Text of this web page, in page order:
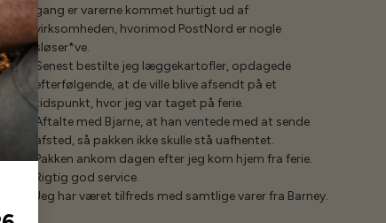
gang er varerne kommet hurtigt ud af
virksomheden, hvorimod PostNord er nogle
sløser*ve.
Senest bestilte jeg læggekartofler, opdagede
efterfølgende, at de ville blive afsendt på et
tidspunkt, hvor jeg var taget på ferie.
Aftalte med Bjarne, at han ventede med at sende
afsted, så pakken ikke skulle stå uafhentet.
Pakken ankom dagen efter jeg kom hjem fra ferie.
Rigtig god service.
Jeg har været tilfreds med samtlige varer fra Barney.